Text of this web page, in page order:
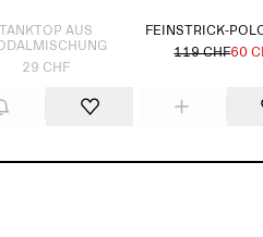
TANKTOP AUS
29 CHF
FEINSTRICK-
119 CHF60